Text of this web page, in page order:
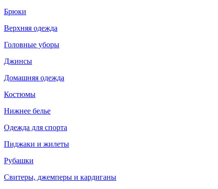
Брюки
Верхняя одежда
Головные уборы
Джинсы
Домашняя одежда
Костюмы
Нижнее белье
Одежда для спорта
Пиджаки и жилеты
Рубашки
Свитеры, джемперы и кардиганы